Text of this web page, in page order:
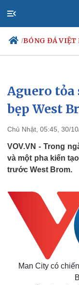
/BÓNG ĐÁ VIỆT
Chính trị
Tổ chức nhân sự
Nhận diện sự thật
Aguero tỏa
bẹp West
Chủ Nhật, 05:45, 30/
VOV.VN - Trong
và một pha kiến
trước West Brom.
Man City có